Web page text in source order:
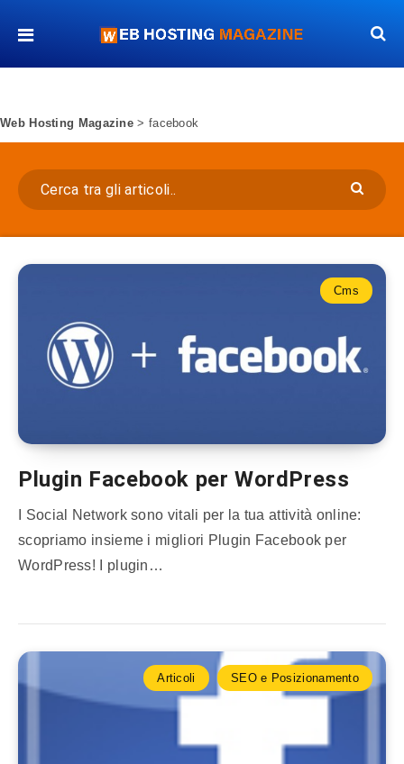
Web Hosting Magazine > facebook
Cms
Plugin Facebook per WordPress
I Social Network sono vitali per la tua attività online:
scopriamo insieme i migliori Plugin Facebook per
WordPress! I plugin…
Articoli SEO e Posizionamento